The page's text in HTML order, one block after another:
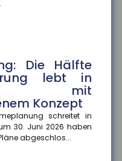
Die Hälfte
lebt in
mit
Konzept
schreitet in
30. Juni 2026 haben
abgeschlos...
für KI-
Unternehmen in
wie Videos, Audios,